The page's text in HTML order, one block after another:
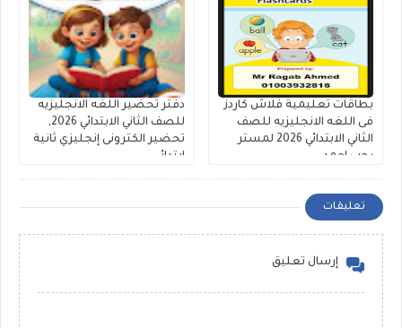
بطاقات تعليمية فلاش كاردز
فى اللغه الانجليزيه للصف
الثاني الابتدائي 2026 لمستر
رجب احمد
دفتر تحضير اللغه الانجليزيه
للصف الثاني الابتدائي 2026,
تحضير الكترونى إنجليزي ثانية
ابتدائى
تعليقات
إرسال تعليق